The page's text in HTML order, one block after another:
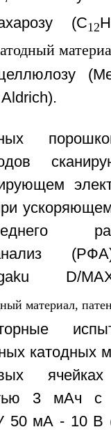
(C12H
анализ
D/
катодных
3 мАч
50 мА - 10